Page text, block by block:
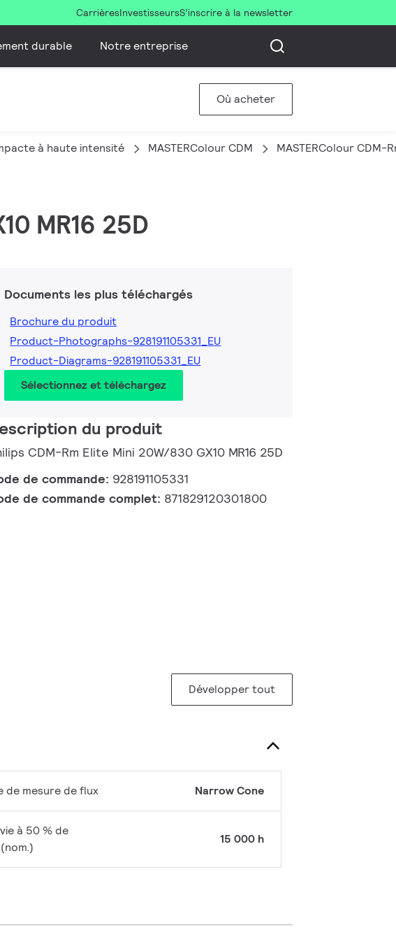
CarrièresInvestisseursS’inscrire à la newsletter
durable Notre entreprise
Où acheter
à haute intensité MASTERColour CDM MASTERColour CDM-
MR16 25D
Documents les plus téléchargés
Brochure du produit
Product-Photographs-928191105331_EU
Product-Diagrams-928191105331_EU
Sélectionnez et téléchargez
du produit
CDM-Rm Elite Mini 20W/830 GX10 MR16 25D
de commande: 928191105331
de commande complet: 871829120301800
Développer tout
de mesure de flux Narrow Cone
à 50 % de
15 000 h